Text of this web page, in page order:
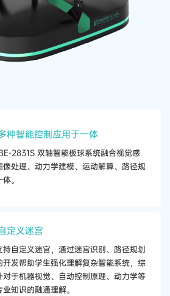
种智能控制应用于一体
2831S 双轴智能板球系统融合视觉感
像处理、动力学建模、运动解算、路径规
。
定义迷宫
持自定义迷宫，通过迷宫识别、路径规划
开发帮助学生强化理解复杂智能系统，综
对于机器视觉、自动控制原理、动力学等
知识的融通理解。